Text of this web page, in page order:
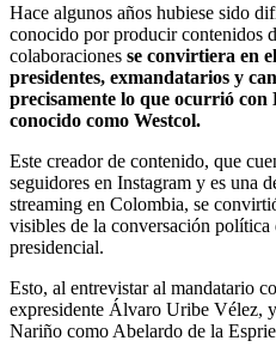
Hace algunos años hubiese sido
conocido por producir contenidos
colaboraciones se convirtiera en
presidentes, exmandatarios y
precisamente lo que ocurrió
conocido como Westcol.
Este creador de contenido, que
seguidores en Instagram y es una
streaming en Colombia, se
visibles de la conversación
presidencial.
Esto, al entrevistar al mandatario
expresidente Álvaro Uribe Vélez,
Nariño como Abelardo de la